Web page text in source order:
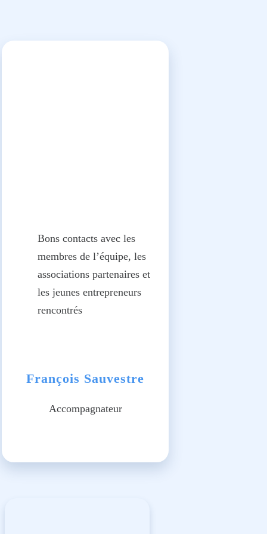
Bons contacts avec les
membres de l’équipe, les
associations partenaires et
les jeunes entrepreneurs
rencontrés
François Sauvestre
Accompagnateur